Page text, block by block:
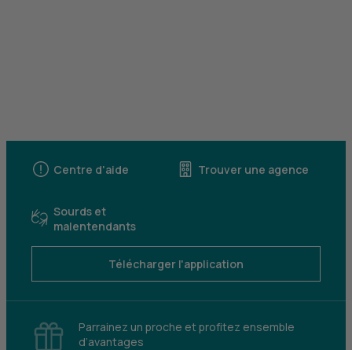
Centre d'aide Trouver une agence
Sourds et
malentendants
Télécharger l'application
Parrainez un proche et profitez ensemble
d’avantages